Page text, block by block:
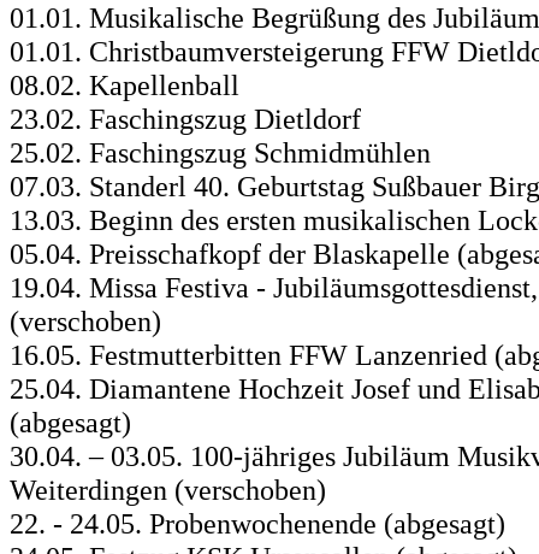
01.01. Musikalische Begrüßung des
01.01. Christbaumversteigerung FFW
08.02. Kapellenball
23.02. Faschingszug Dietldorf
25.02. Faschingszug Schmidmühlen
07.03. Standerl 40. Geburtstag Sußbauer
13.03. Beginn des ersten musikalischen
05.04. Preisschafkopf der Blaskapelle
19.04. Missa Festiva -
(verschoben)
16.05. Festmutterbitten FFW Lanzenried
25.04. Diamantene Hochzeit Josef und
(abgesagt)
30.04. – 03.05. 100-jähriges Jubiläum
Weiterdingen (verschoben)
22. - 24.05. Probenwochenende (abgesagt)